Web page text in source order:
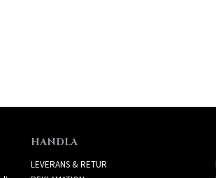
HANDLA
LEVERANS & RETUR